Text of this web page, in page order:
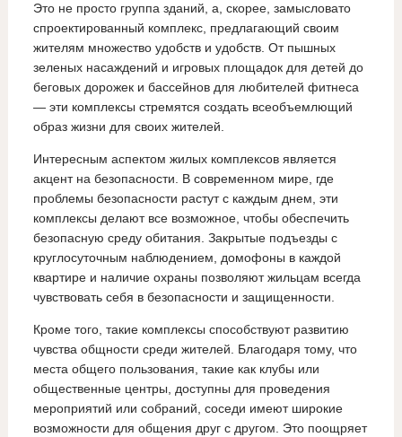
Это не просто группа зданий, а, скорее, замысловато
спроектированный комплекс, предлагающий своим
жителям множество удобств и удобств. От пышных
зеленых насаждений и игровых площадок для детей до
беговых дорожек и бассейнов для любителей фитнеса
— эти комплексы стремятся создать всеобъемлющий
образ жизни для своих жителей.
Интересным аспектом жилых комплексов является
акцент на безопасности. В современном мире, где
проблемы безопасности растут с каждым днем, эти
комплексы делают все возможное, чтобы обеспечить
безопасную среду обитания. Закрытые подъезды с
круглосуточным наблюдением, домофоны в каждой
квартире и наличие охраны позволяют жильцам всегда
чувствовать себя в безопасности и защищенности.
Кроме того, такие комплексы способствуют развитию
чувства общности среди жителей. Благодаря тому, что
места общего пользования, такие как клубы или
общественные центры, доступны для проведения
мероприятий или собраний, соседи имеют широкие
возможности для общения друг с другом. Это поощряет